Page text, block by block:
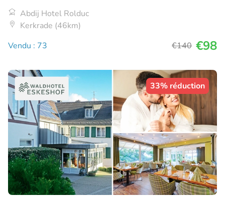
Abdij Hotel Rolduc
Kerkrade (46km)
Vendu : 73
€140 €98
33% réduction